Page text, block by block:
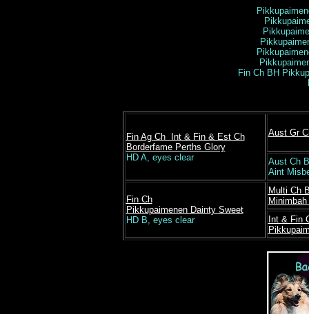
Fin Ch BH
Fin Ag Ch Int & Fin & Est Ch
Borderfame Perths Glory
HD A, eyes clear
Aust Gr
Aust Ch
Aint
Fin Ch
Pikkupaimenen Dainty Sweet
HD B, eyes clear
Multi Ch
Int & Fin